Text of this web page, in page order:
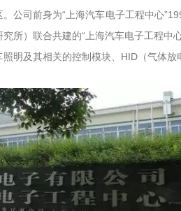
公司前身为“上海汽车电子工程中心
）联合共建的“上海汽车电子工程中
明及其相关的控制模块、HID（气体